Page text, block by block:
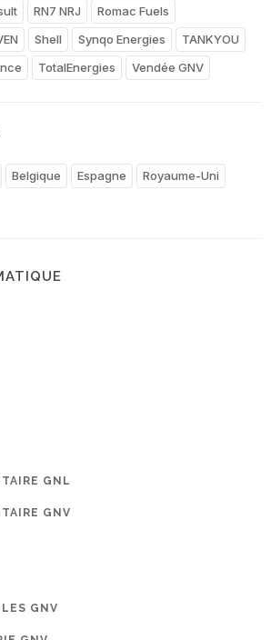
RN7 NRJ
Romac Fuels
Shell Synqo Energies
TANKYOU
TotalEnergies Vendée GNV
Belgique Espagne
Royaume-Uni
GNL
GNV
GNV